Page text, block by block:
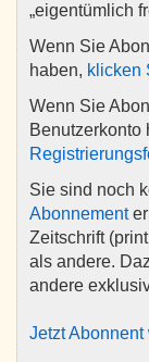
„eigentümlich
Wenn Sie
haben, klicken
Wenn Sie
Benutzerkonto
Sie sind noch
Abonnement
Zeitschrift
als andere.
andere
Jetzt Abonnent